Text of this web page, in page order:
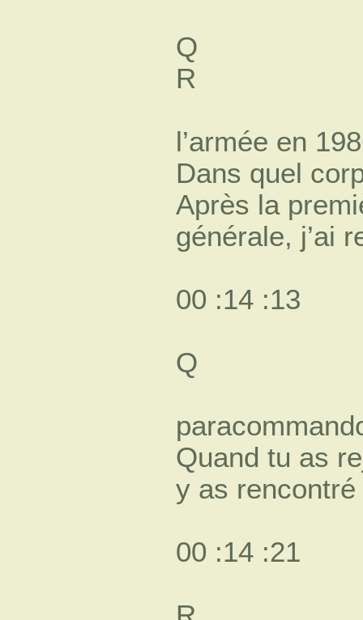
Q
R
l’armée en
Dans quel
Après la
générale, j’ai
00 :14 :13
Q
Quand tu as
y as rencontré
00 :14 :21